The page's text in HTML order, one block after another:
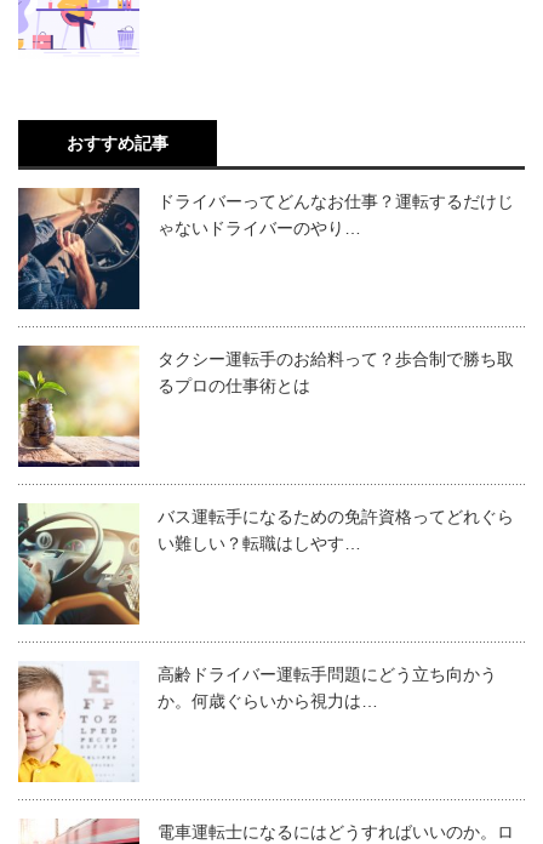
おすすめ記事
ドライバーってどんなお仕事？運転するだけじ
ゃないドライバーのやり…
タクシー運転手のお給料って？歩合制で勝ち取
るプロの仕事術とは
バス運転手になるための免許資格ってどれぐら
い難しい？転職はしやす…
高齢ドライバー運転手問題にどう立ち向かう
か。何歳ぐらいから視力は…
電車運転士になるにはどうすればいいのか。ロ